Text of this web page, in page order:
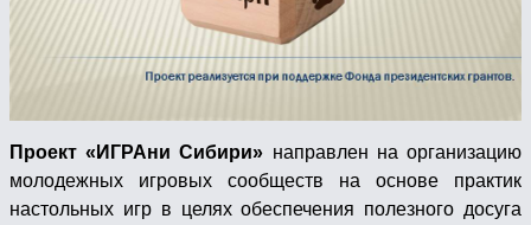
Проект «ИГРАни Сибири» направлен на организацию
молодежных игровых сообществ на основе практик
настольных игр в целях обеспечения полезного досуга